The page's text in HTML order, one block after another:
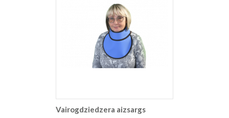
Vairogdziedzera aizsargs